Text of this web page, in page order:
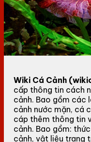
Wiki Cá Cảnh
cấp thông tin cách
cảnh. Bao gồm các
cảnh nước mặn, cá
cáp thêm thông tin
cảnh. Bao gồm:
cảnh, vật liệu trang